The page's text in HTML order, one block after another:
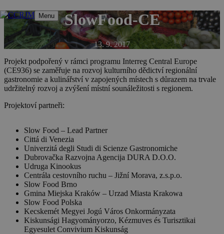
Přeskočit
obsah
Menu SlowFood-CE
13. 9. 2017
Projekt podpořený v rámci programu Interreg Central Europe
(CE936) se zaměřuje na rozvoj kulturního dědictví regionální
gastronomie a kulinářství v zapojených místech s důrazem na trvale
udržitelný rozvoj a zvýšení místní sounáležitosti s regionem.
Projektoví partneři:
Slow Food – Lead Partner
Cittá di Venezia
Univerzitá degli Studi di Scienze Gastronomiche
Dubrovačka Razvojna Agencija DURA D.O.O.
Udruga Kinookus
Centrála cestovního ruchu – Jižní Morava, z.s.p.o.
Slow Food Brno
Gmina Miejska Kraków – Urzad Miasta Krakowa
Slow Food Polska
Kecskemét Megyei Jogú Város Onkormányzata
Kiskunsági Hagyományorzo, Kézmuves és Turisztikai
Egyesulet Convivium Kiskunság